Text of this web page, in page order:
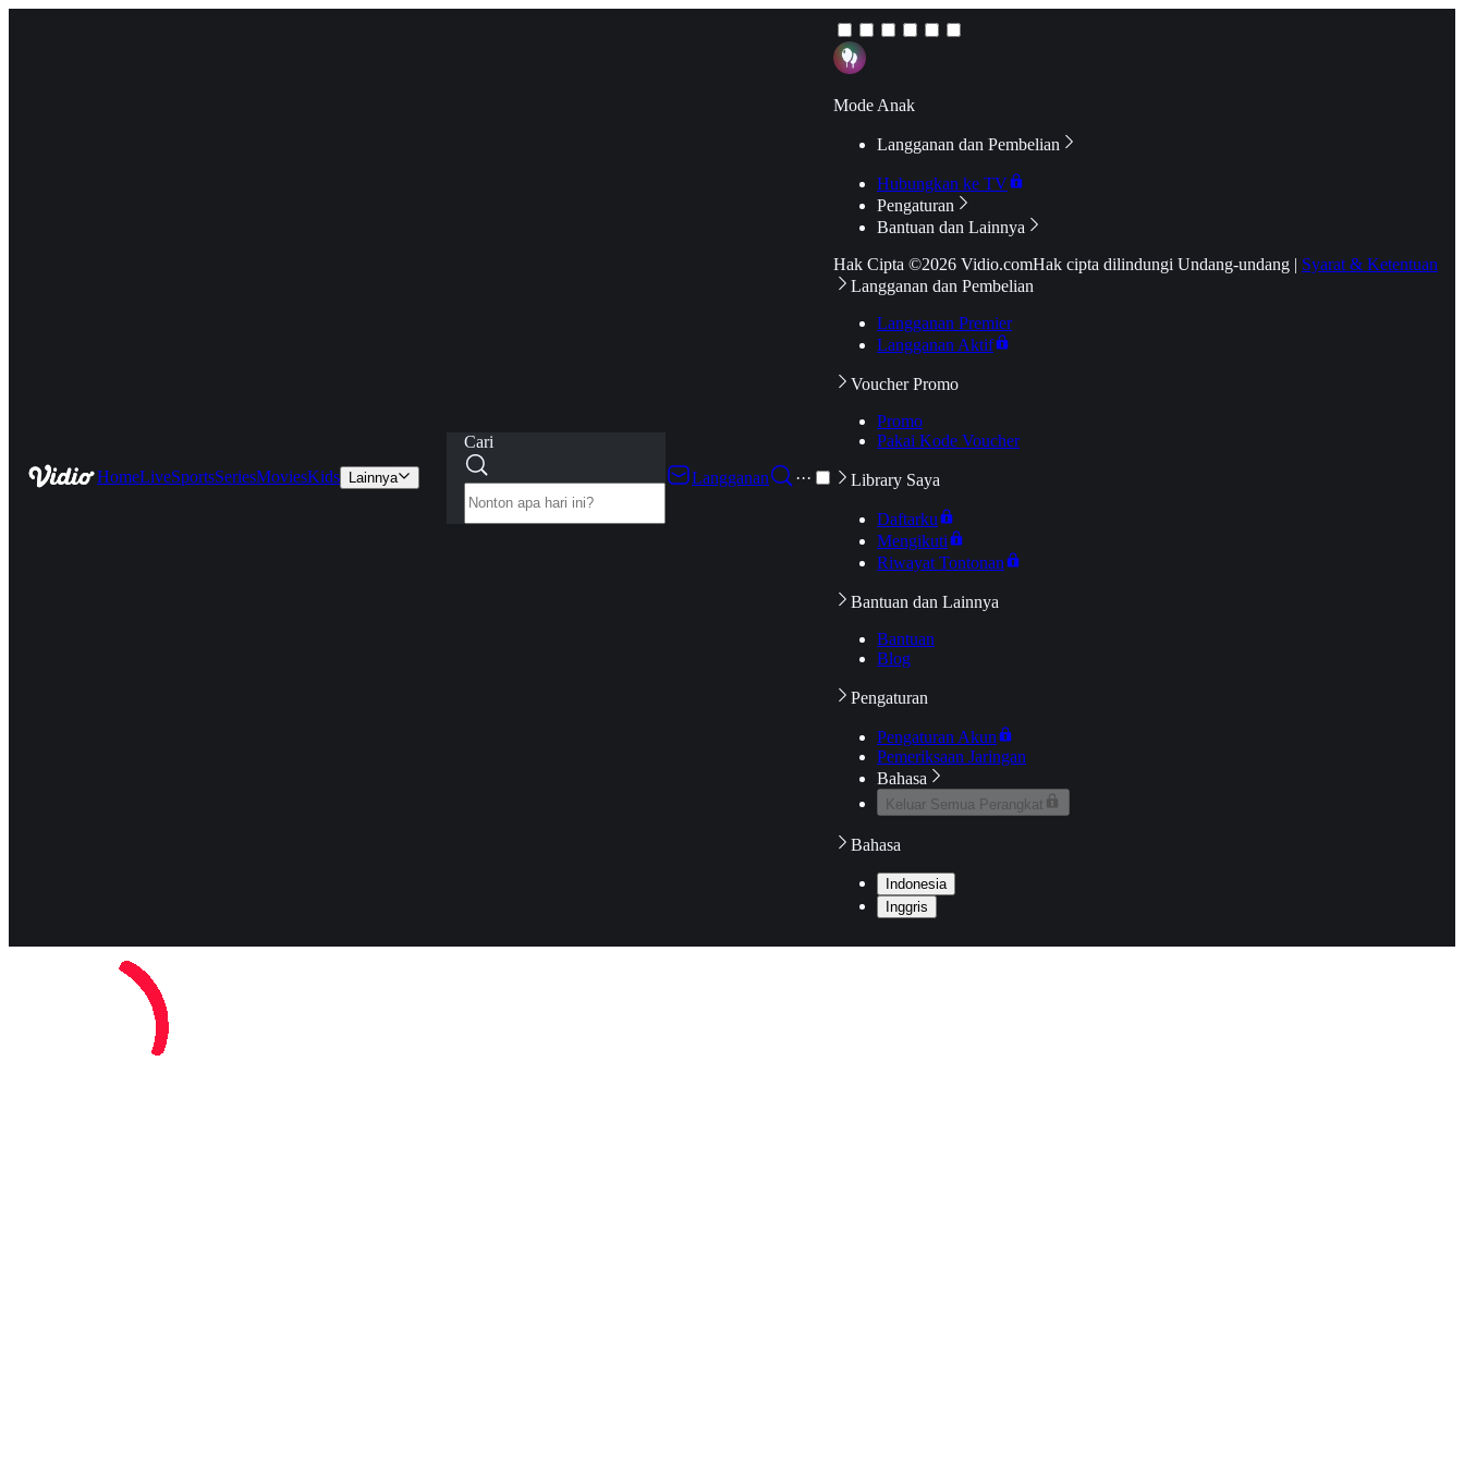
HomeLiveSportsSeriesMoviesKids Lainnya
Cari
Langganan
···
Mode Anak
Langganan dan Pembelian
Hubungkan ke TV
Pengaturan
Bantuan dan Lainnya
Hak Cipta ©2026 Vidio.comHak cipta dilindungi Undang-undang | Syarat & Ketentuan
Langganan dan Pembelian
Langganan Premier
Langganan Aktif
Voucher Promo
Promo
Pakai Kode Voucher
Library Saya
Daftarku
Mengikuti
Riwayat Tontonan
Bantuan dan Lainnya
Bantuan
Blog
Pengaturan
Pengaturan Akun
Pemeriksaan Jaringan
Bahasa
Keluar Semua Perangkat
Bahasa
Indonesia
Inggris